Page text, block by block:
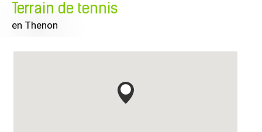
Terrain de tennis
en Thenon